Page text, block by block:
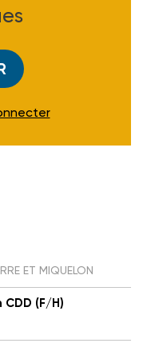
ET MIQUELON
(F/H)